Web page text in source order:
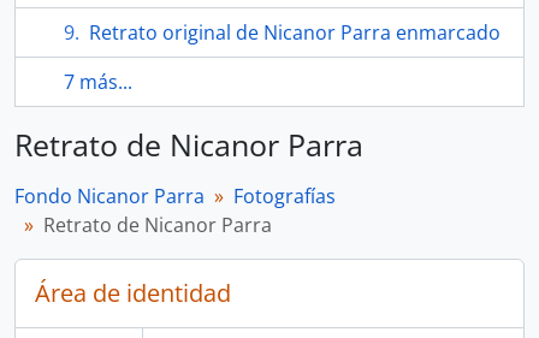
Retrato original de Nicanor Parra enmarcado
7 más...
Retrato de Nicanor Parra
Fondo Nicanor Parra
Fotografías
Retrato de Nicanor Parra
Área de identidad